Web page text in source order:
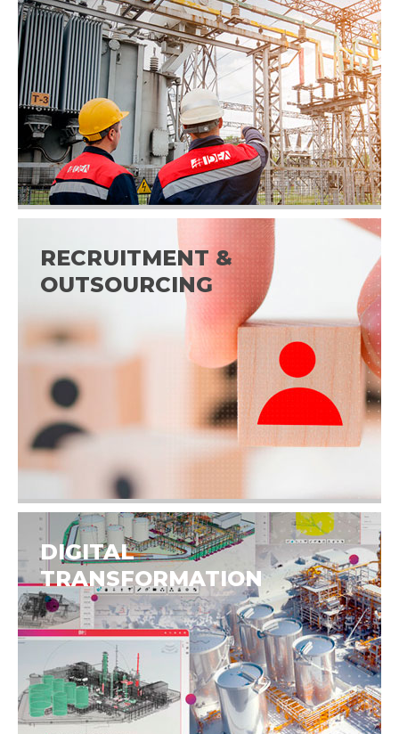
RECRUITMENT &
OUTSOURCING
DIGITAL
TRANSFORMATION